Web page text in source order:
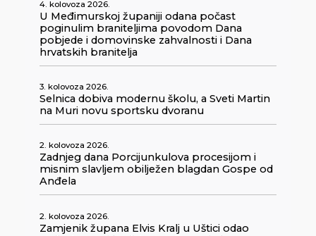
4. kolovoza 2026.
U Međimurskoj županiji odana počast
poginulim braniteljima povodom Dana
pobjede i domovinske zahvalnosti i Dana
hrvatskih branitelja
3. kolovoza 2026.
Selnica dobiva modernu školu, a Sveti Martin
na Muri novu sportsku dvoranu
2. kolovoza 2026.
Zadnjeg dana Porcijunkulova procesijom i
misnim slavljem obilježen blagdan Gospe od
Anđela
2. kolovoza 2026.
Zamjenik župana Elvis Kralj u Uštici odao